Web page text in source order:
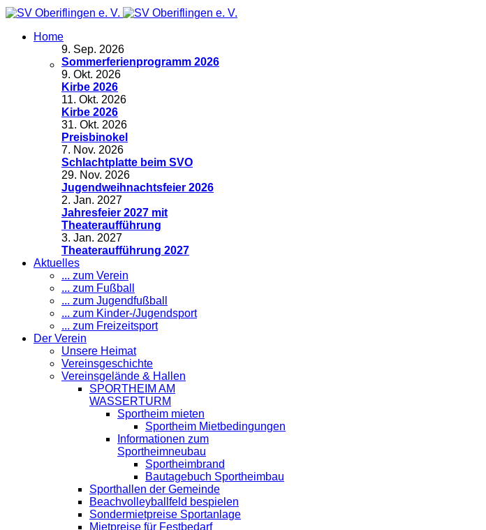
Home
9. Sep. 2026
Sommerferienprogramm 2026
9. Okt. 2026
Kirbe 2026
11. Okt. 2026
Kirbe 2026
31. Okt. 2026
Preisbinokel
7. Nov. 2026
Schlachtplatte beim SVO
29. Nov. 2026
Jugendweihnachtsfeier 2026
2. Jan. 2027
Jahresfeier 2027 mit
Theateraufführung
3. Jan. 2027
Theateraufführung 2027
Aktuelles
... zum Verein
... zum Fußball
... zum Jugendfußball
... zum Kinder-/Jugendsport
... zum Freizeitsport
Der Verein
Unsere Heimat
Vereinsgeschichte
Vereinsgelände & Hallen
SPORTHEIM AM
WASSERTURM
Sportheim mieten
Sportheim Mietbedingungen
Informationen zum
Sportheimneubau
Sportheimbrand
Bautagebuch Sportheimbau
Sporthallen der Gemeinde
Beachvolleyballfeld bespielen
Sondermietpreise Sportanlage
Mietpreise für Festbedarf